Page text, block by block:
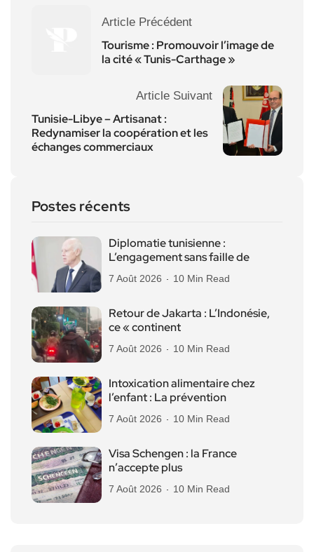
Article Précédent
Tourisme : Promouvoir l’image de
la cité « Tunis-Carthage »
Article Suivant
Tunisie-Libye – Artisanat :
Redynamiser la coopération et les
échanges commerciaux
Postes récents
Diplomatie tunisienne :
L’engagement sans faille de
7 Août 2026 10 Min Read
Retour de Jakarta : L’Indonésie,
ce « continent
7 Août 2026 10 Min Read
Intoxication alimentaire chez
l’enfant : La prévention
7 Août 2026 10 Min Read
Visa Schengen : la France
n’accepte plus
7 Août 2026 10 Min Read